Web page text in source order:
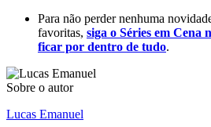
Para não perder nenhuma
favoritas, siga o Séries em Cena
ficar por dentro de tudo.
Sobre o autor
Lucas Emanuel